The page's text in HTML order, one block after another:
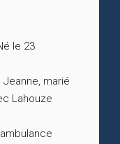
le 23
marié
Lahouze